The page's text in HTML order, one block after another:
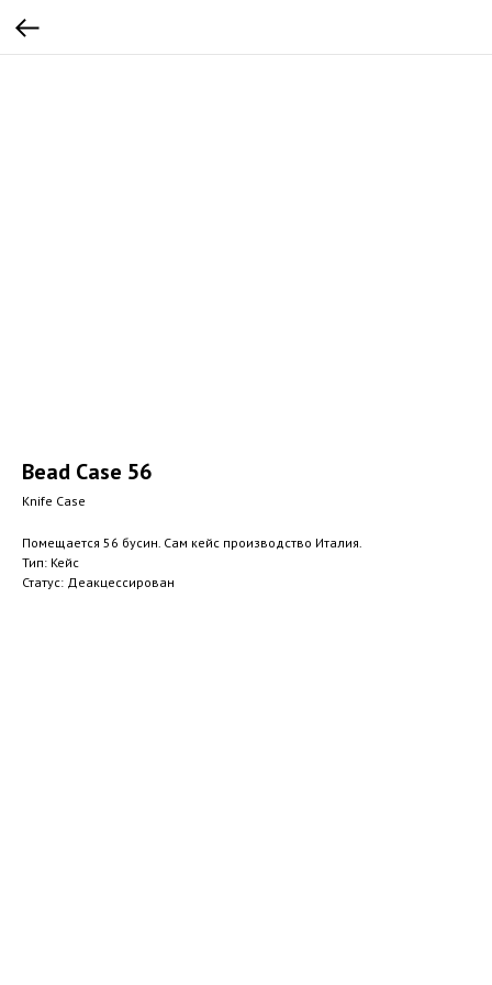
Bead Case 56
Knife Case
Помещается 56 бусин. Сам кейс производство Италия.
Тип: Кейс
Статус: Деакцессирован